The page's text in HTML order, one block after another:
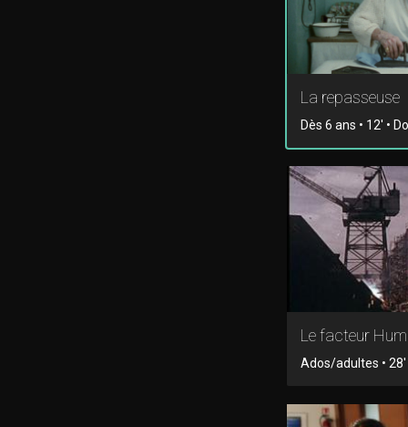
La repasseuse
Dès 6 ans • 12' •
Le facteur
Ados/adultes • 28'